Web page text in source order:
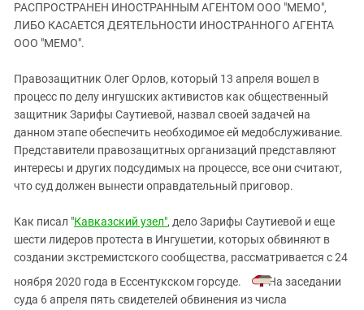
Российская Федерация
Ростовская область
СКФО
Ставропольский край
Южная Осетия
Южный Кавказ
ЮФО
РАСПРОСТРАНЕН ИНОСТРАННЫМ АГЕНТОМ ООО "МЕМО",
ЛИБО КАСАЕТСЯ ДЕЯТЕЛЬНОСТИ ИНОСТРАННОГО АГЕНТА
ООО "МЕМО".
Правозащитник Олег Орлов, который 13 апреля вошел в
процесс по делу ингушских активистов как общественный
защитник Зарифы Саутиевой, назвал своей задачей на
данном этапе обеспечить необходимое ей медобслуживание.
Представители правозащитных организаций представляют
интересы и других подсудимых на процессе, все они считают,
что суд должен вынести оправдательный приговор.
Как писал "Кавказский узел", дело Зарифы Саутиевой и еще
шести лидеров протеста в Ингушетии, которых обвиняют в
создании экстремистского сообщества, рассматривается с 24
ноября 2020 года в Ессентукском горсуде.
На заседании
суда 6 апреля пять свидетелей обвинения из числа